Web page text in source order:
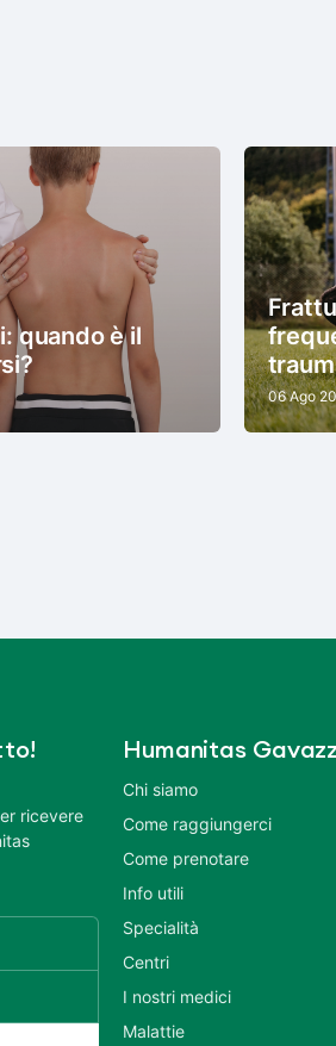
quando è il
06 Ago
ricevere
Humanitas
Chi siamo
Come raggiungerci
Come prenotare
Info utili
Specialità
Centri
I nostri medici
Malattie